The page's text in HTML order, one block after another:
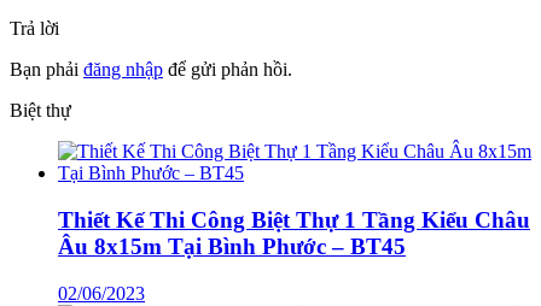
Trả lời
Bạn phải đăng nhập để gửi phản hồi.
Biệt thự
Thiết Kế Thi Công Biệt Thự 1 Tầng Kiểu Châu
Âu 8x15m Tại Bình Phước – BT45
02/06/2023